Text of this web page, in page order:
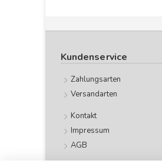
Kundenservice
Zahlungsarten
Versandarten
Kontakt
Impressum
AGB